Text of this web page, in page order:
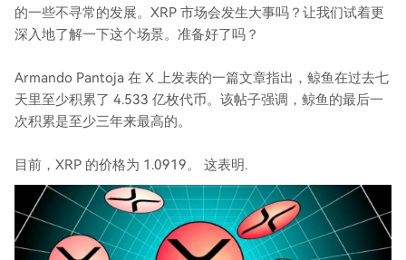
的一些不寻常的发展。XRP 市场会发生大事吗？让我们试着更
深入地了解一下这个场景。准备好了吗？
Armando Pantoja 在 X 上发表的一篇文章指出，鲸鱼在过去七
天里至少积累了 4.533 亿枚代币。该帖子强调，鲸鱼的最后一
次积累是至少三年来最高的。
目前，XRP 的价格为 1.0919。 这表明.